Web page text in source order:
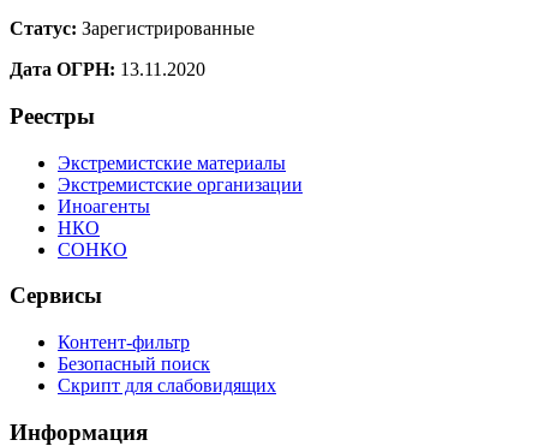
Статус: Зарегистрированные
Дата ОГРН: 13.11.2020
Реестры
Экстремистские материалы
Экстремистские организации
Иноагенты
НКО
СОНКО
Сервисы
Контент-фильтр
Безопасный поиск
Скрипт для слабовидящих
Информация